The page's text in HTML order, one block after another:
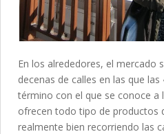
En los alrededores, el mercado
decenas de calles en las que las
término con el que se conoce a
ofrecen todo tipo de productos
realmente bien recorriendo las